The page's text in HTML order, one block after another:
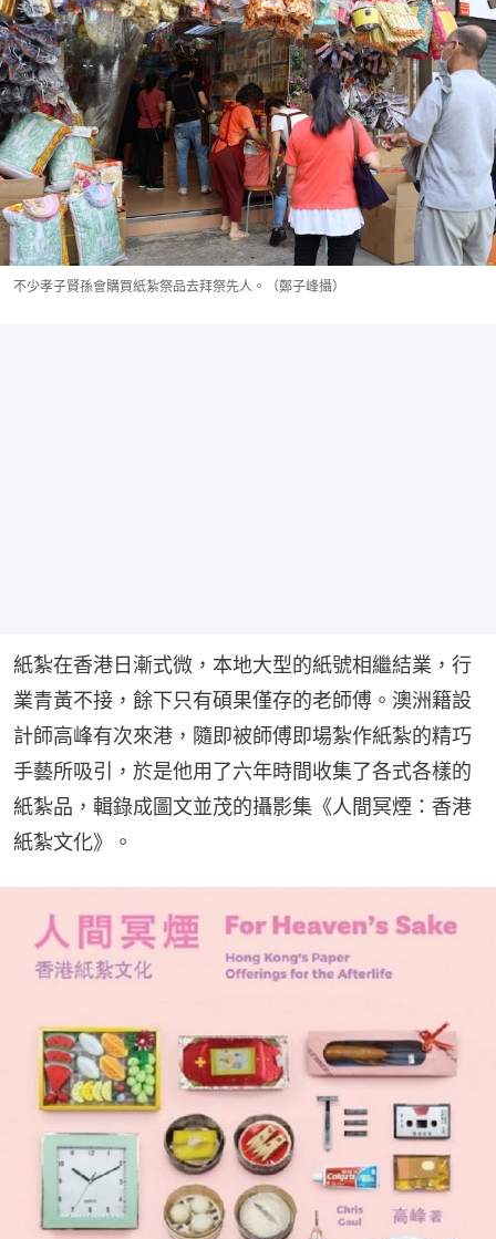
不少孝子賢孫會購買紙紮祭品去拜祭先人。（鄭子峰攝）
紙紮在香港日漸式微，本地大型的紙號相繼結業，行
業青黃不接，餘下只有碩果僅存的老師傅。澳洲籍設
計師高峰有次來港，隨即被師傅即場紮作紙紮的精巧
手藝所吸引，於是他用了六年時間收集了各式各樣的
紙紮品，輯錄成圖文並茂的攝影集《人間冥煙：香港
紙紮文化》。